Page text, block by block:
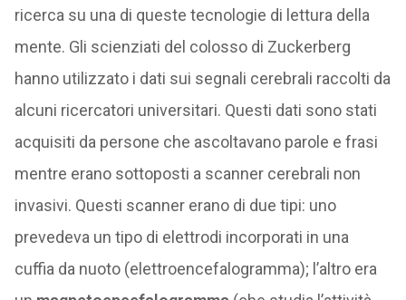
ricerca su una di queste tecnologie di lettura della
mente. Gli scienziati del colosso di Zuckerberg
hanno utilizzato i dati sui segnali cerebrali raccolti da
alcuni ricercatori universitari. Questi dati sono stati
acquisiti da persone che ascoltavano parole e frasi
mentre erano sottoposti a scanner cerebrali non
invasivi. Questi scanner erano di due tipi: uno
prevedeva un tipo di elettrodi incorporati in una
cuffia da nuoto (elettroencefalogramma); l’altro era